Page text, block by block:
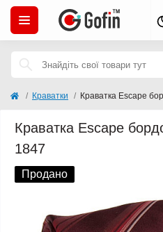
Краватки Краватка Escape
Краватка Escape
1847
Продано